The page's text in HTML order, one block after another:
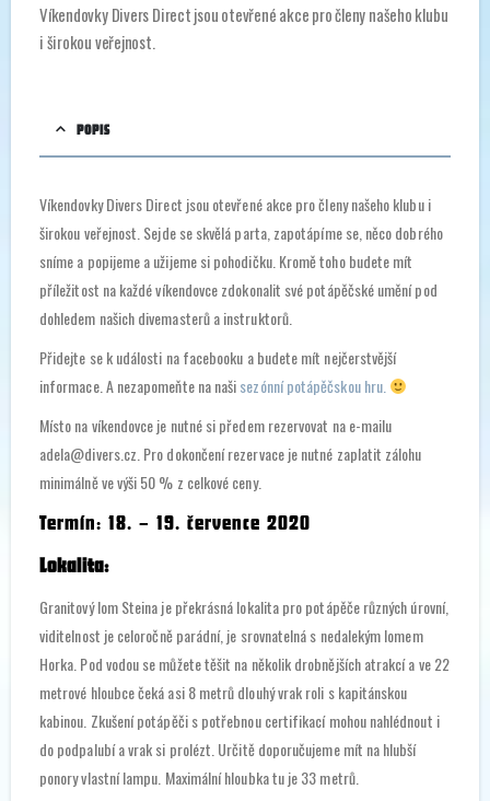
Víkendovky Divers Direct jsou otevřené akce pro členy našeho klubu
i širokou veřejnost.
POPIS
Víkendovky Divers Direct jsou otevřené akce pro členy našeho klubu i
širokou veřejnost. Sejde se skvělá parta, zapotápíme se, něco dobrého
sníme a popijeme a užijeme si pohodičku. Kromě toho budete mít
příležitost na každé víkendovce zdokonalit své potápěčské umění pod
dohledem našich divemasterů a instruktorů.
Přidejte se k události na facebooku a budete mít nejčerstvější
informace. A nezapomeňte na našisezónní potápěčskou hru.
Místo na víkendovce je nutné si předem rezervovat na e-mailu
adela@divers.cz. Pro dokončení rezervace je nutné zaplatit zálohu
minimálně ve výši 50 % z celkové ceny.
Termín: 18. – 19. července 2020
Lokalita:
Granitový lom Steina je překrásná lokalita pro potápěče různých úrovní,
viditelnost je celoročně parádní, je srovnatelná s nedalekým lomem
Horka. Pod vodou se můžete těšit na několik drobnějších atrakcí a ve 22
metrové hloubce čeká asi 8 metrů dlouhý vrak roli s kapitánskou
kabinou. Zkušení potápěči s potřebnou certifikací mohou nahlédnout i
do podpalubí a vrak si prolézt. Určitě doporučujeme mít na hlubší
ponory vlastní lampu. Maximální hloubka tu je 33 metrů.